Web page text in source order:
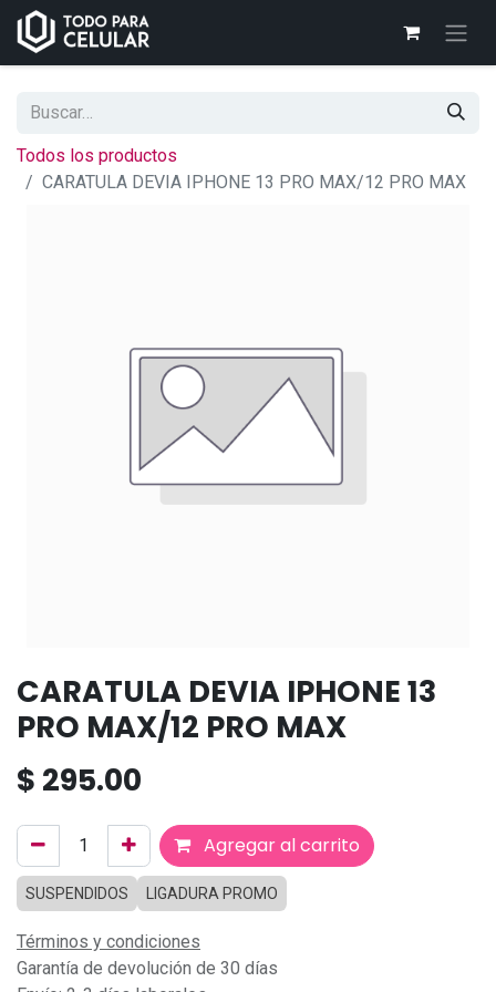
Todos los productos
CARATULA DEVIA IPHONE 13 PRO MAX/12 PRO MAX
CARATULA DEVIA IPHONE 13
PRO MAX/12 PRO MAX
$ 295.00
Agregar al carrito
SUSPENDIDOS LIGADURA PROMO
Términos y condiciones
Garantía de devolución de 30 días